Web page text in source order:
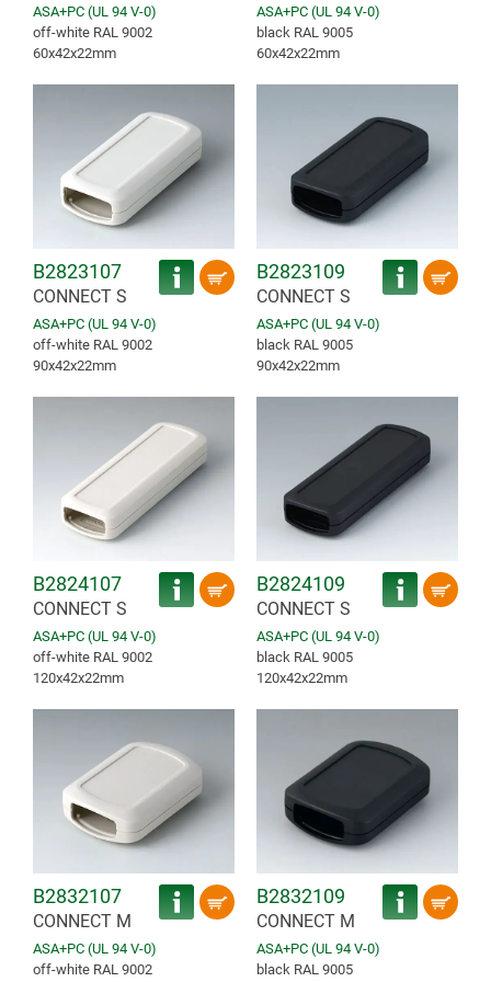
ASA+PC (UL 94 V-0)
off-white RAL 9002
60x42x22mm
ASA+PC (UL 94 V-0)
black RAL 9005
60x42x22mm
B2823107
CONNECT S
ASA+PC (UL 94 V-0)
off-white RAL 9002
90x42x22mm
B2823109
CONNECT S
ASA+PC (UL 94 V-0)
black RAL 9005
90x42x22mm
B2824107
CONNECT S
ASA+PC (UL 94 V-0)
off-white RAL 9002
120x42x22mm
B2824109
CONNECT S
ASA+PC (UL 94 V-0)
black RAL 9005
120x42x22mm
B2832107
CONNECT M
ASA+PC (UL 94 V-0)
off-white RAL 9002
B2832109
CONNECT M
ASA+PC (UL 94 V-0)
black RAL 9005